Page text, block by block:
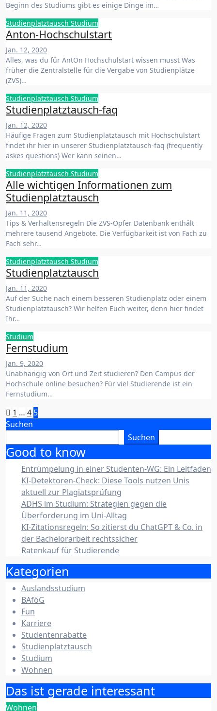
Beginn des Studiums gibt es einige Dinge im…
Studienplatztausch Studium
Anton-Hochschulstart
Jan. 12, 2020
Alles, was du für AntOn Hochschulstart wissen musst Was
früher die Zentralstelle für die Vergabe von Studienplätze
(ZVS)…
Studienplatztausch Studium
Studienplatztausch-faq
Jan. 12, 2020
Häufige Fragen zum Studienplatztausch mit Hochschulstart
findet ihr hier in unserer Studienplatztausch-faq (frequently
askes questions) Wer kann seinen…
Studienplatztausch Studium
Alle wichtigen Informationen zum
Studienplatztausch
Jan. 11, 2020
Tips & Verhaltensregeln Die ZVS-Opfer Datenbank enthält
mehrere tausend Angebote. Die Verfügbarkeit ist von Fach zu
Fach sehr…
Studienplatztausch Studium
Studienplatztausch
Jan. 11, 2020
Auf der Suche nach einem besseren Studienplatz oder einem
Studienplatztausch? Wir helfen Euch weiter, denn hier findet
Ihr…
Studium
Fernstudium
Jan. 9, 2020
Unabhängig von Ort und Zeit studieren? Den Campus der
Hochschule online besuchen? Für viel Studierende ist ein
Fernstudium…
Seitennummerierung
der
Beiträge
1 … 4 5
Suchen
Suchen
Good to know
Entrümpelung in einer Studenten-WG: Ein Leitfaden
KI-Detektoren-Check: Diese Tools nutzen Unis
aktuell zur Plagiatsprüfung
ADHS im Studium: Strategien gegen die
Überforderung im Uni-Alltag
KI-Zitationsregeln: So zitierst du ChatGPT & Co. in
der Bachelorarbeit rechtssicher
Ratenkauf für Studierende
Kategorien
Auslandsstudium
BAföG
Fun
Karriere
Studentenrabatte
Studienplatztausch
Studium
Wohnen
Das ist gerade interessant
Wohnen